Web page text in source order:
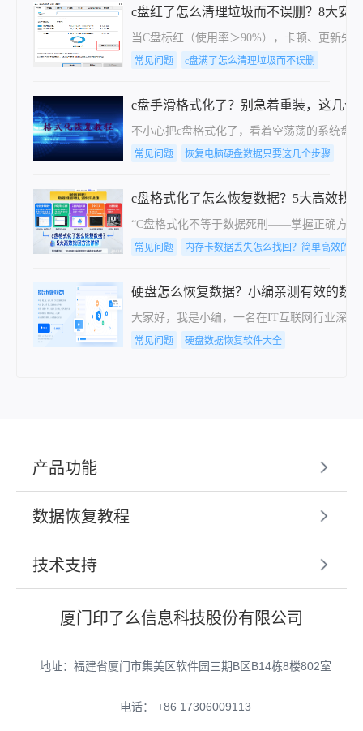
c盘红了怎么清理垃圾而不误删？8大安
当C盘标红（使用率＞90%），卡顿、更新失
常见问题 c盘满了怎么清理垃圾而不误删
c盘手滑格式化了？别急着重装，这几个
不小心把c盘格式化了，看着空荡荡的系统盘
常见问题 恢复电脑硬盘数据只要这几个步骤
c盘格式化了怎么恢复数据？5大高效找
“C盘格式化不等于数据死刑——掌握正确方法
常见问题 内存卡数据丢失怎么找回？简单高效的恢
硬盘怎么恢复数据？小编亲测有效的数
大家好，我是小编，一名在IT互联网行业深
常见问题 硬盘数据恢复软件大全
产品功能
数据恢复教程
技术支持
厦门印了么信息科技股份有限公司
地址：福建省厦门市集美区软件园三期B区B14栋8楼802室
电话： +86 17306009113